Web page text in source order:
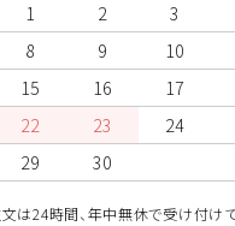
1
2 3
8 9 10
15 16 17
22 23 24
29 30
は24時間、年中無休で受け付け